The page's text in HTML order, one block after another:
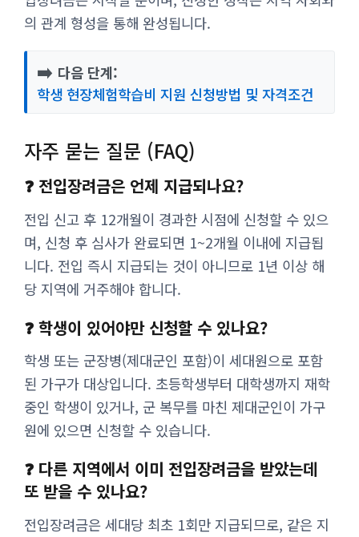
의 관계 형성을 통해 완성됩니다.
➡️ 다음 단계:
학생 현장체험학습비 지원 신청방법 및 자격조건
자주 묻는 질문 (FAQ)
❓ 전입장려금은 언제 지급되나요?
전입 신고 후 12개월이 경과한 시점에 신청할 수 있으
며, 신청 후 심사가 완료되면 1~2개월 이내에 지급됩
니다. 전입 즉시 지급되는 것이 아니므로 1년 이상 해
당 지역에 거주해야 합니다.
❓ 학생이 있어야만 신청할 수 있나요?
학생 또는 군장병(제대군인 포함)이 세대원으로 포함
된 가구가 대상입니다. 초등학생부터 대학생까지 재학
중인 학생이 있거나, 군 복무를 마친 제대군인이 가구
원에 있으면 신청할 수 있습니다.
❓ 다른 지역에서 이미 전입장려금을 받았는데
또 받을 수 있나요?
전입장려금은 세대당 최초 1회만 지급되므로, 같은 지